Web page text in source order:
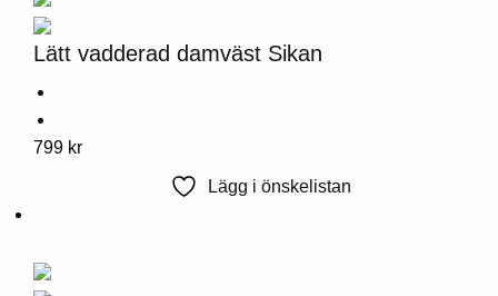
Alternativen
kan
väljas
på
produktsidan
Lätt vadderad damväst Sikan
Denna
Alternativen
799 kr
Lägg i önskelistan